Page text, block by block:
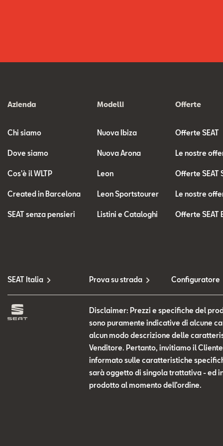
Azienda
Chi siamo
Dove siamo
Cos'è il WLTP
Created in Barcelona
SEAT senza pensieri
Modelli
Nuova Ibiza
Nuova Arona
Leon
Leon Sportstourer
Listini e Cataloghi
Offerte
Offerte SEAT
Le nostre
Offerte SEAT
Le nostre
Offerte SEAT
SEAT Italia Prova su strada Configuratore
Disclaimer: Prezzi e specifiche del
sono puramente indicative di alcune
alcun modo descrizione delle
Venditore. Pertanto, invitiamo il
informato sulle caratteristiche
sarà oggetto di singola trattativa - ed
prodotto al momento dell’ordine.